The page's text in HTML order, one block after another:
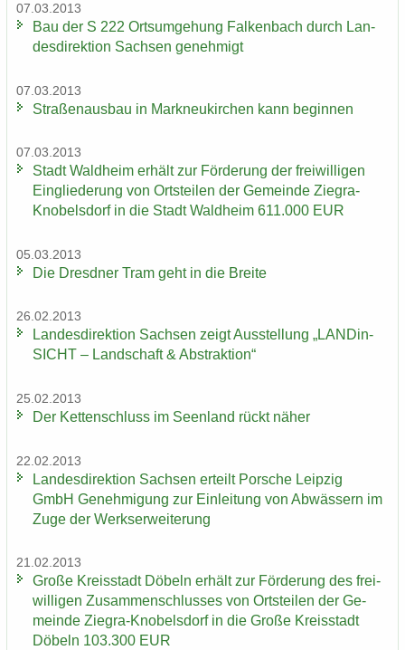
07.03.2013
Bau der S 222 Orts­um­ge­hung Fal­ken­bach durch Lan­
des­di­rek­ti­on Sach­sen ge­neh­migt
07.03.2013
Stra­ßen­aus­bau in Mark­neu­kir­chen kann be­gin­nen
07.03.2013
Stadt Wald­heim er­hält zur För­de­rung der frei­wil­li­gen
Ein­glie­de­rung von Orts­tei­len der Ge­mein­de Ziegra-​
Knobelsdorf in die Stadt Wald­heim 611.000 EUR
05.03.2013
Die Dresd­ner Tram geht in die Brei­te
26.02.2013
Lan­des­di­rek­ti­on Sach­sen zeigt Aus­stel­lung „LAN­Din­
SICHT – Land­schaft & Abs­trak­ti­on“
25.02.2013
Der Ket­ten­schluss im Se­en­land rückt näher
22.02.2013
Lan­des­di­rek­ti­on Sach­sen er­teilt Por­sche Leip­zig
GmbH Ge­neh­mi­gung zur Ein­lei­tung von Ab­wäs­sern im
Zuge der Werks­er­wei­te­rung
21.02.2013
Große Kreis­stadt Dö­beln er­hält zur För­de­rung des frei­
wil­li­gen Zu­sam­men­schlus­ses von Orts­tei­len der Ge­
mein­de Ziegra-​Knobelsdorf in die Große Kreis­stadt
Dö­beln 103.300 EUR